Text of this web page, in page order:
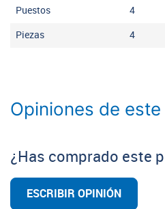
Puestos 4
Piezas 4
Opiniones de
¿Has comprado este
ESCRIBIR OPINIÓN